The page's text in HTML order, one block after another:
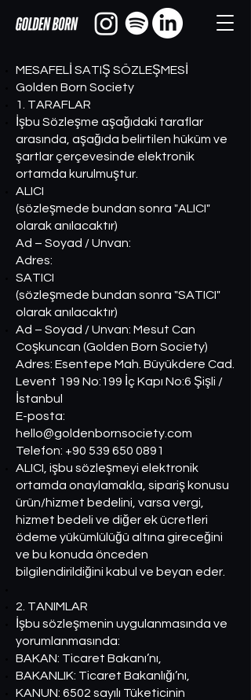
MESAFELİ SATIŞ SÖZLEŞMESİ
Golden Born Society
1. TARAFLAR
İşbu Sözleşme aşağıdaki taraflar
arasında, aşağıda belirtilen hüküm ve
şartlar çerçevesinde elektronik
ortamda kurulmuştur.
ALICI
(sözleşmede bundan sonra "ALICI"
olarak anılacaktır)
Ad – Soyad / Unvan:
Adres:
SATICI
(sözleşmede bundan sonra "SATICI"
olarak anılacaktır)
Ad – Soyad / Unvan: Mesut Can
Coşkuncan (Golden Born Society)
Adres: Esentepe Mah. Büyükdere Cad.
Levent 199 No:199 İç Kapı No:6 Şişli /
İstanbul
E-posta:
hello@goldenbornsociety.com
Telefon: +90 539 650 0891
ALICI, işbu sözleşmeyi elektronik
ortamda onaylamakla, sipariş konusu
ürün/hizmet bedelini, varsa vergi,
hizmet bedeli ve diğer ek ücretleri
ödeme yükümlülüğü altına gireceğini
ve bu konuda önceden
bilgilendirildiğini kabul ve beyan eder.
2. TANIMLAR
İşbu sözleşmenin uygulanmasında ve
yorumlanmasında:
BAKAN: Ticaret Bakanı’nı,
BAKANLIK: Ticaret Bakanlığı’nı,
KANUN: 6502 sayılı Tüketicinin